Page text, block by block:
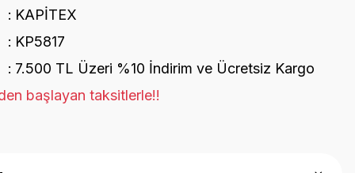
KAPİTEX
KP5817
7.500 TL Üzeri %10 İndirim ve Ücretsiz Kargo
başlayan taksitlerle!!